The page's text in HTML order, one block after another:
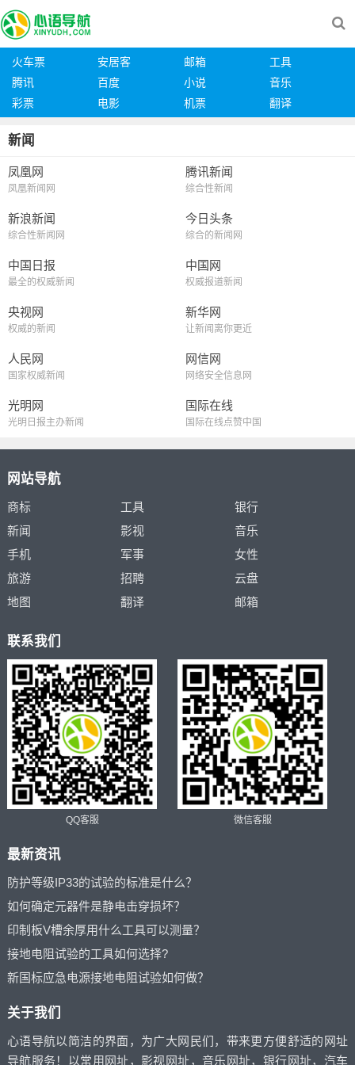
火车票 安居客 邮箱
工具
腾讯
百度 小说
音乐
彩票
电影 机票 翻译
新闻
凤凰网
凤凰新闻网
腾讯新闻
综合性新闻
新浪新闻
综合性新闻网
今日头条
综合的新闻网
中国日报
最全的权威新闻
中国网
权威报道新闻
央视网
权威的新闻
新华网
让新闻离你更近
人民网
国家权威新闻
网信网
网络安全信息网
光明网
光明日报主办新闻
国际在线
国际在线点赞中国
网站导航
商标 工具
银行
新闻
影视
音乐
手机
军事
女性
旅游
招聘
云盘
地图
翻译 邮箱
联系我们
QQ客服 微信客服
最新资讯
防护等级IP33的试验的标准是什么？
如何确定元器件是静电击穿损坏？
印制板V槽余厚用什么工具可以测量？
接地电阻试验的工具如何选择?
新国标应急电源接地电阻试验如何做？
关于我们
心语导航以简洁的界面，为广大网民们，带来更方便舒适的网址
导航服务！以常用网址，影视网址，音乐网址，银行网址，汽车